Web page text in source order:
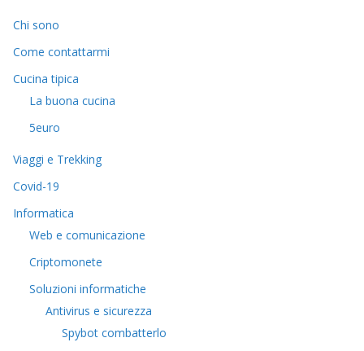
Chi sono
Come contattarmi
Cucina tipica
La buona cucina
5euro
Viaggi e Trekking
Covid-19
Informatica
Web e comunicazione
Criptomonete
Soluzioni informatiche
Antivirus e sicurezza
Spybot combatterlo